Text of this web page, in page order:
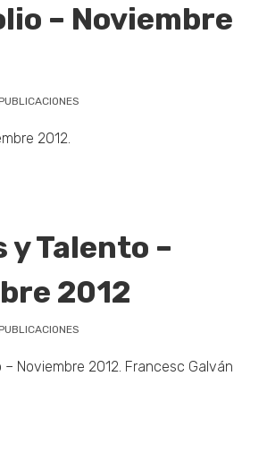
– Noviembre
2012.
y Talento –
2012
Noviembre 2012. Francesc Galván